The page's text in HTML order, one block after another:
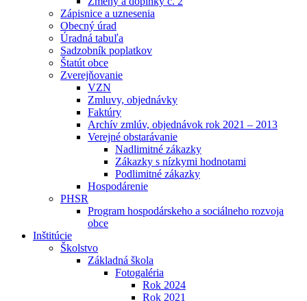
Zápisnice a uznesenia
Obecný úrad
Úradná tabuľa
Sadzobník poplatkov
Štatút obce
Zverejňovanie
VZN
Zmluvy, objednávky
Faktúry
Archív zmlúv, objednávok rok 2021 – 2013
Verejné obstarávanie
Nadlimitné zákazky
Zákazky s nízkymi hodnotami
Podlimitné zákazky
Hospodárenie
PHSR
Program hospodárskeho a sociálneho rozvoja
obce
Inštitúcie
Školstvo
Základná škola
Fotogaléria
Rok 2024
Rok 2021